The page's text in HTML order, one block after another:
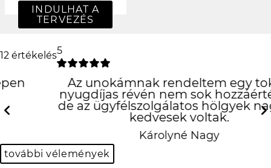
INDULHAT A
TERVEZÉS
12 értékelés5
Az unokámnak rendeltem egy tokot,
nyugdíjas révén nem sok hozzáértéssel,
de az ügyfélszolgálatos hölgyek nagyon
kedvesek voltak.
Károlyné Nagy
Previous
további vélemények